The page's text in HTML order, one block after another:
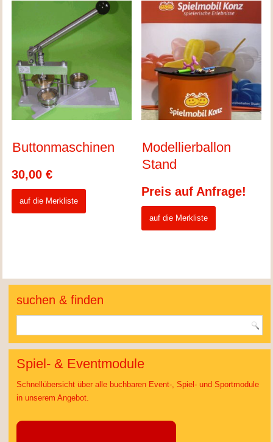
Buttonmaschinen
30,00€
auf die Merkliste
Modellierballon
Stand
Preis auf Anfrage!
auf die Merkliste
suchen & finden
Spiel- & Eventmodule
Schnellübersicht über alle buchbaren Event-, Spiel- und Sportmodule
in unserem Angebot.